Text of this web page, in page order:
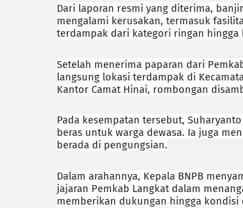
Dari laporan resmi yang diterima,
mengalami kerusakan, termasuk
terdampak dari kategori ringan hingga
Setelah menerima paparan dari
langsung lokasi terdampak di
Kantor Camat Hinai, rombongan
Pada kesempatan tersebut,
beras untuk warga dewasa. Ia juga
berada di pengungsian.
Dalam arahannya, Kepala BNPB
jajaran Pemkab Langkat dalam
memberikan dukungan hingga kondisi